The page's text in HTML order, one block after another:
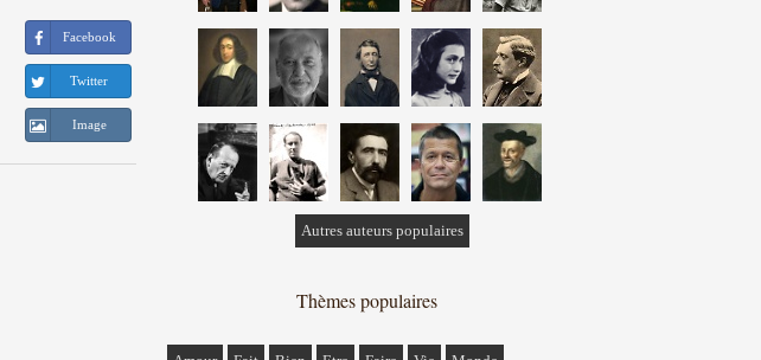
Facebook
Twitter
Image
Autres auteurs populaires
Thèmes populaires